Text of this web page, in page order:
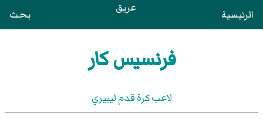
الرئيسية عريق بحث
فرنسيس كار
لاعب كرة قدم ليبيري